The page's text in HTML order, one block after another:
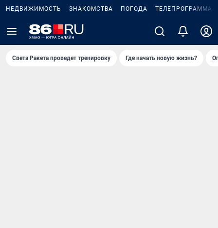
НЕДВИЖИМОСТЬ ЗНАКОМСТВА ПОГОДА ТЕЛЕПРОГРАММА
Света Ракета проведет тренировку Где начать новую жизнь?